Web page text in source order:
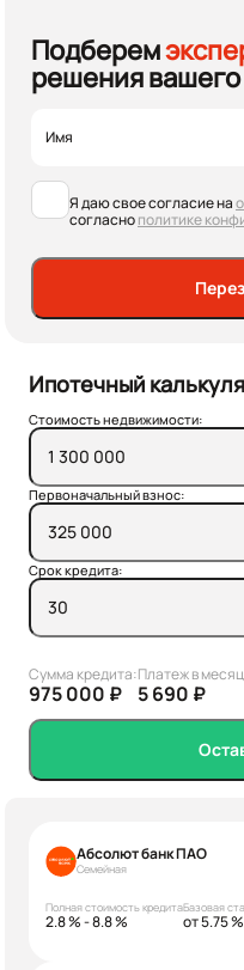
Подберем
решения
Я даю свое согласие на
согласнополитике
Ипотечный
Стоимость недвижимости:
Первоначальный взнос:
Срок кредита:
Сумма кредита:
975 000 ₽
Платеж в
5 690 ₽
Абсолют банк ПАО
Семейная
Полная стоимость кредита
2.8 % - 8.8 %
Базовая
от 5.75 %